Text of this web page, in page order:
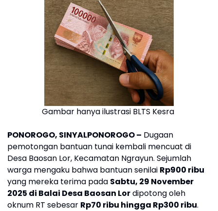
Gambar hanya ilustrasi BLTS Kesra
PONOROGO, SINYALPONOROGO – Dugaan
pemotongan bantuan tunai kembali mencuat di
Desa Baosan Lor, Kecamatan Ngrayun. Sejumlah
warga mengaku bahwa bantuan senilai Rp900 ribu
yang mereka terima pada Sabtu, 29 November
2025 di Balai Desa Baosan Lordipotong oleh
oknum RT sebesar Rp70 ribu hingga Rp300 ribu.